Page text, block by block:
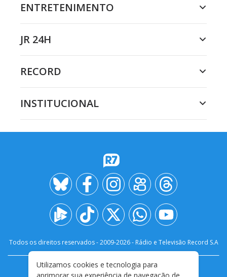
ENTRETENIMENTO
JR 24H
RECORD
INSTITUCIONAL
Todos os direitos reservados - 2009-2026- Rádio e Televisão Record S.A
FALE CONOSCO PRIVACIDADE
Utilizamos cookies e tecnologia para